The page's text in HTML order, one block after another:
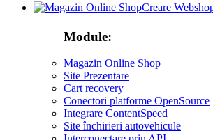
Creare
Module:
Magazin Online Shop
Site Prezentare
Cart recovery
Conectori platforme OpenSource
Integrare ContentSpeed
Site închirieri autovehicule